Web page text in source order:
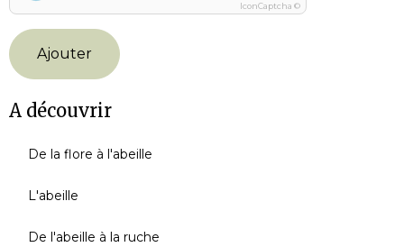
IconCaptcha ©
Ajouter
A découvrir
De la flore à l'abeille
L'abeille
De l'abeille à la ruche